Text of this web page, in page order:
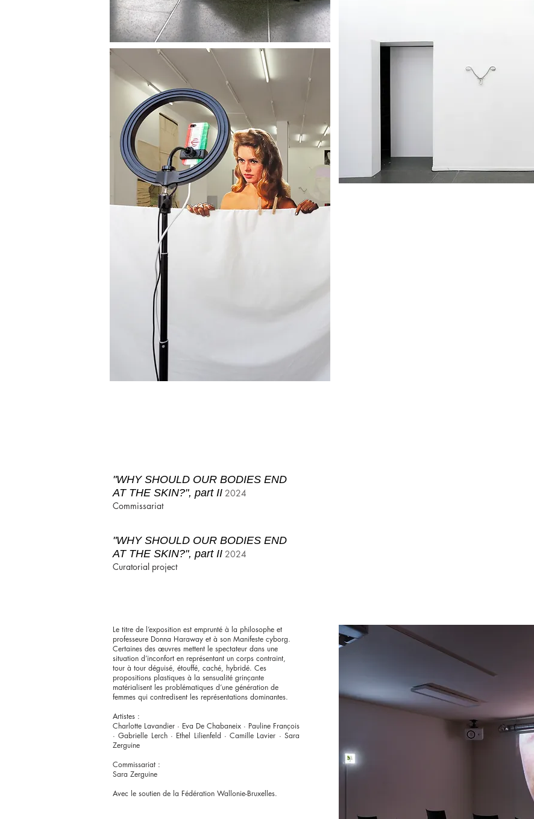
"WHY SHOULD OUR BODIES END
AT THE SKIN?", part II 2024
Commissariat
"WHY SHOULD OUR BODIES END
AT THE SKIN?", part II 2024
Curatorial project
Le titre de l’exposition est emprunté à la philosophe et
professeure Donna Haraway et à son Manifeste cyborg.
Certaines des œuvres mettent le spectateur dans une
situation d’inconfort en représentant un corps contraint,
tour à tour déguisé, étouffé, caché, hybridé. Ces
propositions plastiques à la sensualité grinçante
matérialisent les problématiques d’une génération de
femmes qui contredisent les représentations dominantes.
Artistes :
Charlotte Lavandier · Eva De Chabaneix · Pauline François
· Gabrielle Lerch · Ethel Lilienfeld · Camille Lavier · Sara
Zerguine
Commissariat :
Sara Zerguine
Avec le soutien de la Fédération Wallonie-Bruxelles.